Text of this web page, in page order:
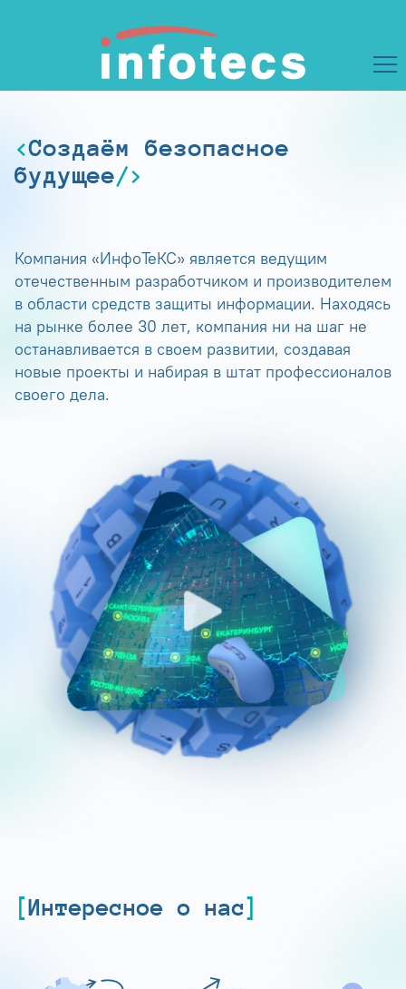
Создаём безопасное
будущее
Компания «ИнфоТеКС» является ведущим
отечественным разработчиком и производителем
в области средств защиты информации. Находясь
на рынке более 30 лет, компания ни на шаг не
останавливается в своем развитии, создавая
новые проекты и набирая в штат профессионалов
своего дела.
Интересное о нас